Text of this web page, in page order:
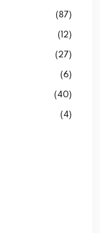
(87)
(12)
(27)
(6)
(40)
(4)